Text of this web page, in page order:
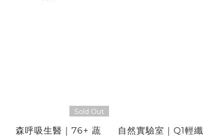
Sold Out
森呼吸生醫｜76+ 蔬
自然實驗室｜Q1輕纖